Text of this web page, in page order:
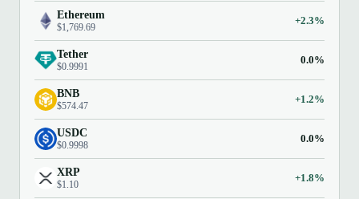
Ethereum
$1,769.69
+2.3%
Tether
$0.9991
0.0%
BNB
$574.47
+1.2%
USDC
$0.9998
0.0%
XRP
$1.10
+1.8%